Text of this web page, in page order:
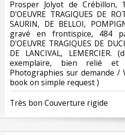
Prosper Jolyot de Crébillon,
D'OEUVRE TRAGIQUES DE
SAURIN, DE BELLOI,
gravé en frontispice, 484
D'OEUVRE TRAGIQUES DE
DE LANCIVAL,
exemplaire, bien relié
Photographies sur demande
book on simple request ) ‎
‎Très bon Couverture rigide ‎